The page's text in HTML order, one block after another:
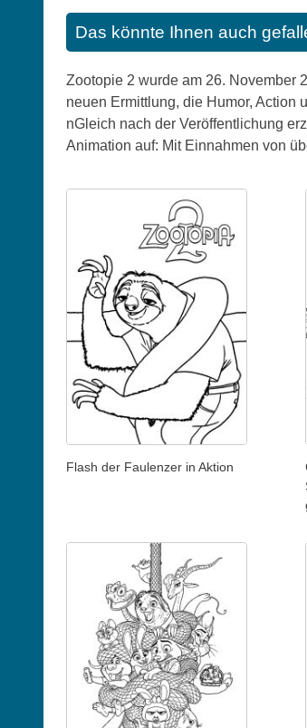
Das könnte Ihnen auch
Zootopie 2 wurde am 26. November
neuen Ermittlung, die Humor, Action
nGleich nach der Veröffentlichung
Animation auf: Mit Einnahmen von
Flash der Faulenzer in Aktion